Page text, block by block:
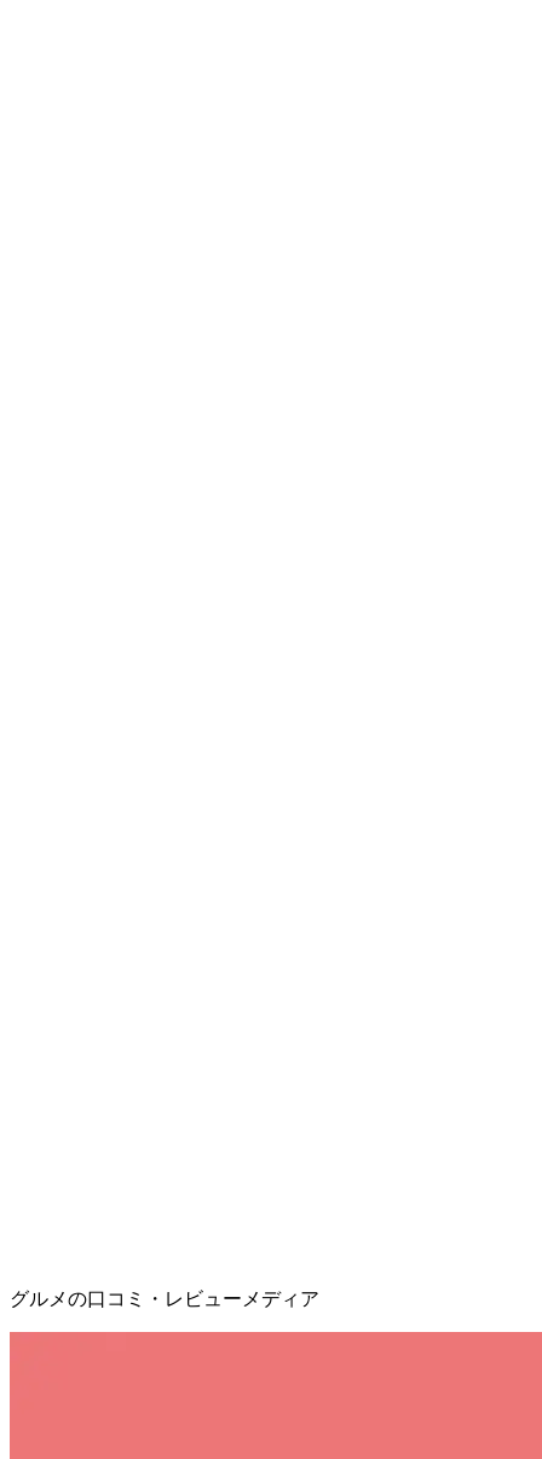
グルメの口コミ・レビューメディア